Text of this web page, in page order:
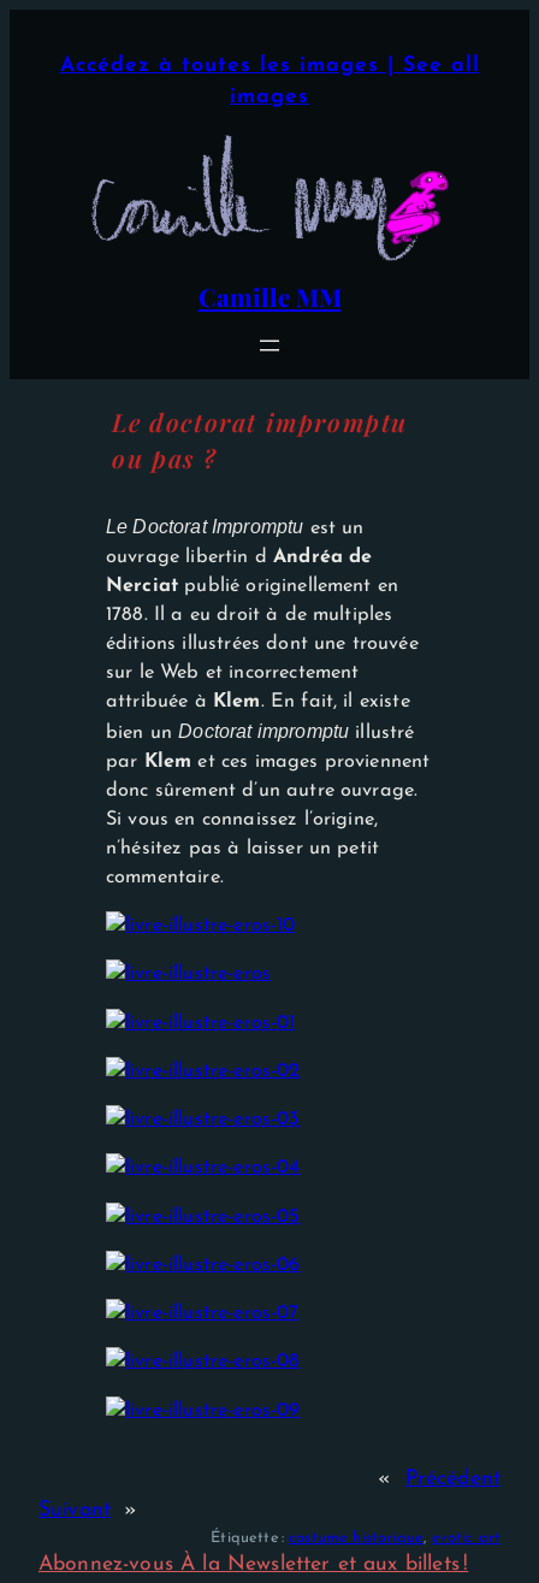
Accédez à toutes les images | See all
images
Camille MM
Le doctorat impromptu
ou pas ?
Le Doctorat Impromptu est un
ouvrage libertin dAndréa de
Nerciat publié originellement en
1788. Il a eu droit à de multiples
éditions illustrées dont une trouvée
sur le Web et incorrectement
attribuée à
Klem. En fait, il existe
bien unDoctorat impromptu illustré
par
Klem et ces images proviennent
donc sûrement d’un autre ouvrage.
Si vous en connaissez l’origine,
n’hésitez pas à laisser un petit
commentaire.
«
Précédent
Suivant
»
Étiquette :costume historique, erotic art
Abonnez-vous À la Newsletter et aux billets !
Ces cookies ne
facultatifs. Ils
nécessaires au
du site Web.
Afin que notre
site Web
fonctionne
aussi bien que
de votre
refusez ces
cookies,
fonctionnalités
du site Web.